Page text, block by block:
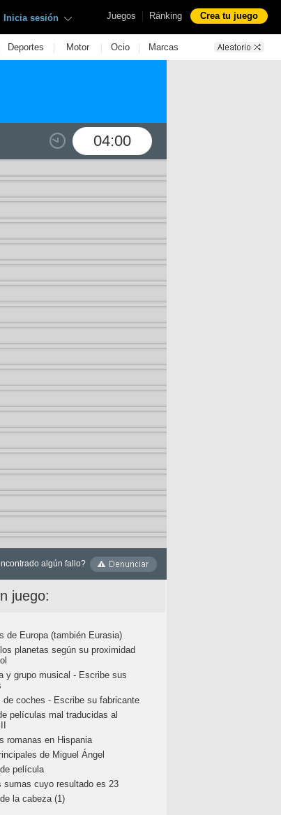
Juegos | Ránking Crea tu juego
Inicia sesión
Deportes | Motor | Ocio | Marcas
04:00
algún fallo?
juego:
de Europa (también Eurasia)
planetas según su proximidad
y grupo musical - Escribe sus
de coches - Escribe su fabricante
películas mal traducidas al
romanas en Hispania
de Miguel Ángel
película
sumas cuyo resultado es 23
la cabeza (1)